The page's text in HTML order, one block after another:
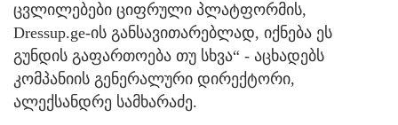
ცვლილებები ციფრული პლატფორმის,
Dressup.ge-ის განსავითარებლად, იქნება ეს
გუნდის გაფართოება თუ სხვა“ - აცხადებს
კომპანიის გენერალური დირექტორი,
ალექსანდრე სამხარაძე.